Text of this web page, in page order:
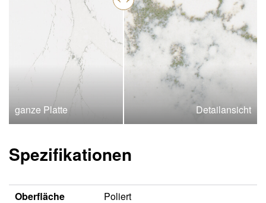
ganze Platte Detailansicht
Spezifikationen
Oberfläche
Poliert